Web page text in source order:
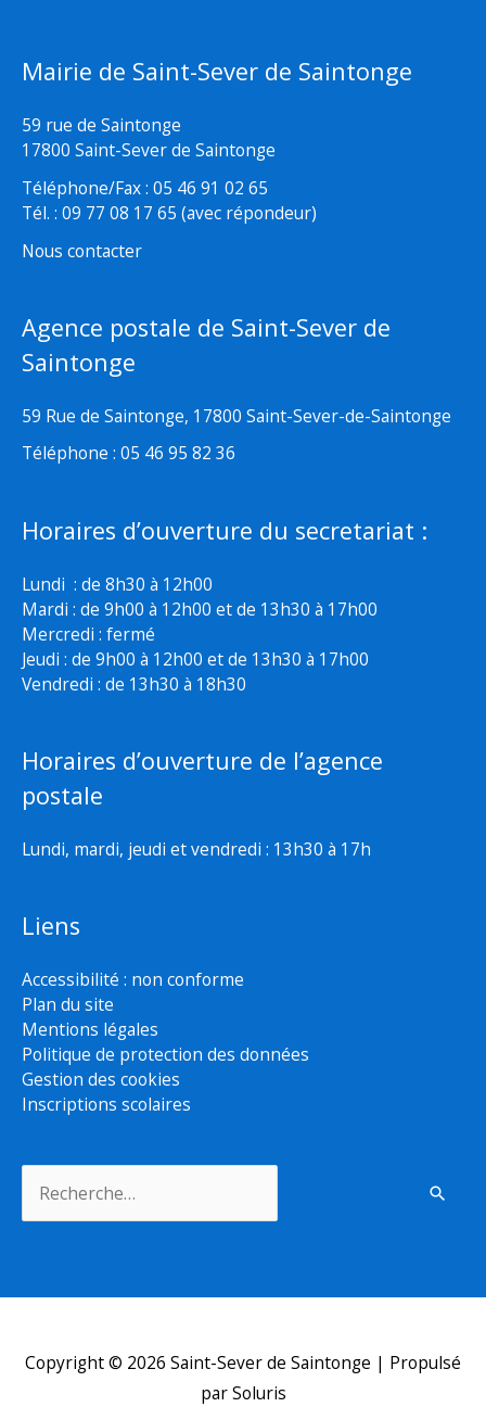
Mairie de Saint-Sever de Saintonge
59 rue de Saintonge
17800 Saint-Sever de Saintonge
Téléphone/Fax : 05 46 91 02 65
Tél. : 09 77 08 17 65 (avec répondeur)
Nous contacter
Agence postale de Saint-Sever de
Saintonge
59 Rue de Saintonge, 17800 Saint-Sever-de-Saintonge
Téléphone : 05 46 95 82 36
Horaires d’ouverture du secretariat :
Lundi : de 8h30 à 12h00
Mardi : de 9h00 à 12h00 et de 13h30 à 17h00
Mercredi : fermé
Jeudi : de 9h00 à 12h00 et de 13h30 à 17h00
Vendredi : de 13h30 à 18h30
Horaires d’ouverture de l’agence
postale
Lundi, mardi, jeudi et vendredi : 13h30 à 17h
Liens
Accessibilité : non conforme
Plan du site
Mentions légales
Politique de protection des données
Gestion des cookies
Inscriptions scolaires
Copyright © 2026 Saint-Sever de Saintonge | Propulsé
par Soluris